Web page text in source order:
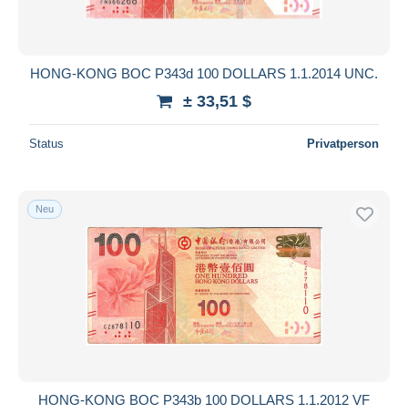
HONG-KONG BOC P343d 100 DOLLARS 1.1.2014 UNC.
± 33,51 $
Status Privatperson
Neu
HONG-KONG BOC P343b 100 DOLLARS 1.1.2012 VF